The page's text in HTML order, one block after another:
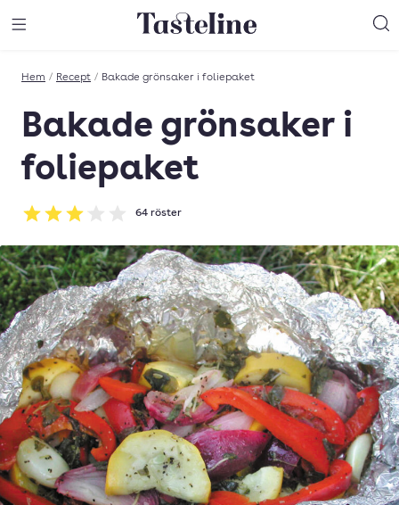
Till Tastelines startsida
Hem / Recept / Bakade grönsaker i foliepaket
Bakade grönsaker i
foliepaket
Betyg: 3.06 av 5
64 röster